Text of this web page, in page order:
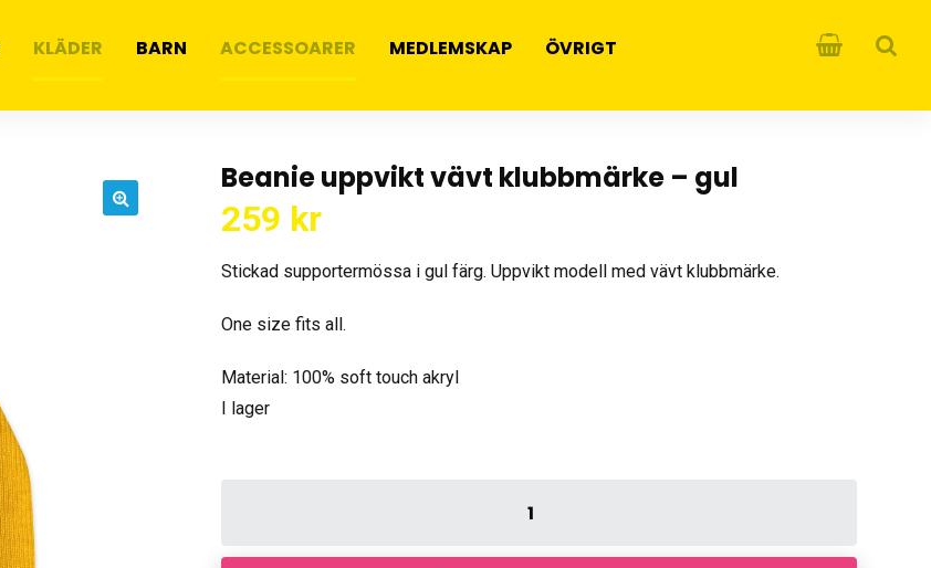
KLÄDER BARN ACCESSOARER MEDLEMSKAP ÖVRIGT
Beanie uppvikt vävt klubbmärke – gul
259 kr
Stickad supportermössa i gul färg. Uppvikt modell med vävt klubbmärke.
One size fits all.
Material: 100% soft touch akryl
I lager